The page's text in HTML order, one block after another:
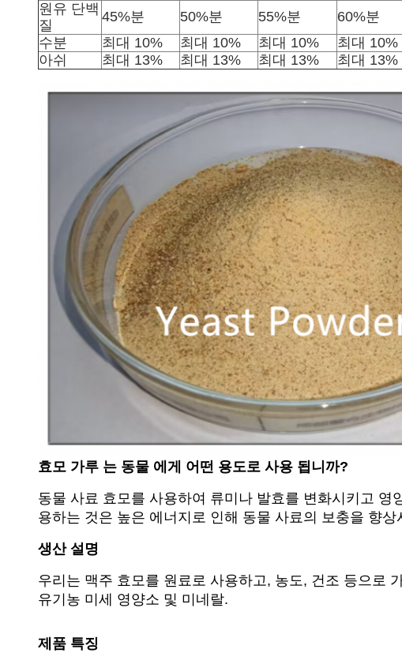
원유 단백
질
45%분 50%분 55%분
60%분
수분
최대 10% 최대 10% 최대 10%
최대 10%
아쉬
최대 13% 최대 13% 최대 13% 최대 13%
효모 가루 는 동물 에게 어떤 용도로 사용 됩니까?
동물 사료 효모를 사용하여 류미나 발효를 변화시키고
용하는 것은 높은 에너지로 인해 동물 사료의 보충을 향
생산 설명
우리는 맥주 효모를 원료로 사용하고, 농도, 건조 등으로
유기농 미세 영양소 및 미네랄.
제품 특징